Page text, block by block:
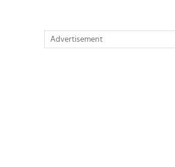
Advertisement